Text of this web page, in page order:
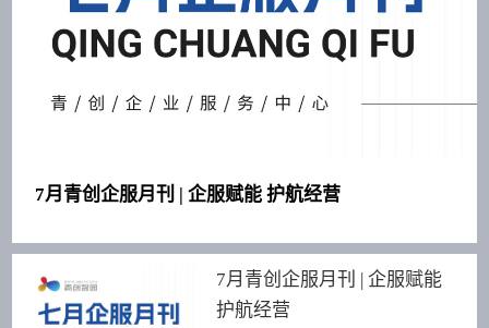
7月青创企服月刊 | 企服赋能 护航经营
7月青创企服月刊 | 企服赋能
护航经营